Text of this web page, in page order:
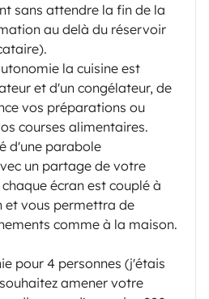
sans attendre la fin de la
au delà du réservoir
la cuisine est
et d'un congélateur, de
vos préparations ou
courses alimentaires.
d'une parabole
un partage de votre
écran est couplé à
et vous permettra de
comme à la maison.
pour 4 personnes (j'étais
amener votre